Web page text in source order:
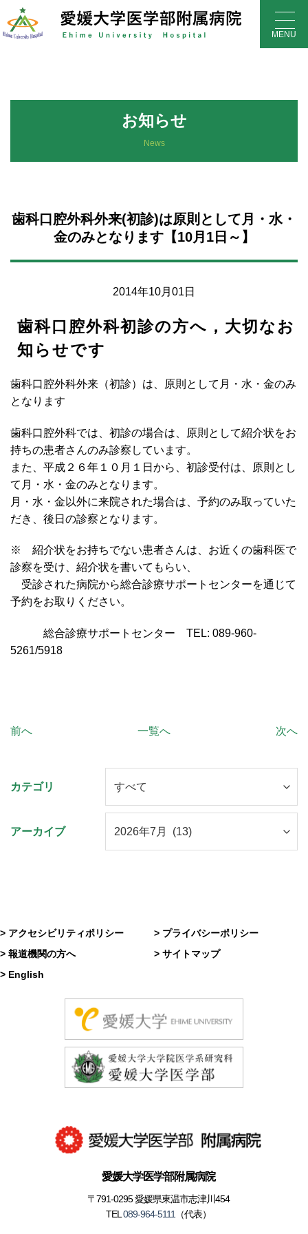
Skip
to
content
MENU
お知らせ
News
歯科口腔外科外来(初診)は原則として月・水・
金のみとなります【10月1日～】
2014年10月01日
歯科口腔外科初診の方へ，大切なお
知らせです
歯科口腔外科外来（初診）は、原則として月・水・金のみ
となります
歯科口腔外科では、初診の場合は、原則として紹介状をお
持ちの患者さんのみ診察しています。
また、平成２６年１０月１日から、初診受付は、原則とし
て月・水・金のみとなります。
月・水・金以外に来院された場合は、予約のみ取っていた
だき、後日の診察となります。
※ 紹介状をお持ちでない患者さんは、お近くの歯科医で
診察を受け、紹介状を書いてもらい、
受診された病院から総合診療サポートセンターを通じて
予約をお取りください。
総合診療サポートセンター TEL: 089-960-
5261/5918
前へ 一覧へ 次へ
カテゴリ
アーカイブ
愛媛大学医学部附属病院
〒791-0295 愛媛県東温市志津川454
TEL 089-964-5111 （代表）
> アクセシビリティポリシー
> プライバシーポリシー
> 報道機関の方へ
> サイトマップ
> English